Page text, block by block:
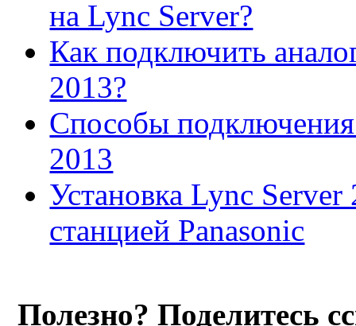
на Lync Server?
Как подключить
2013?
Способы
2013
Установка Lync Server
станцией Panasonic
Полезно? Поделитесь